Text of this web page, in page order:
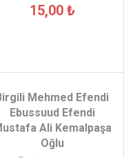
15,00 ₺
Mehmed Efendi
Ebussuud Efendi
Ali Kemalpaşa
Oğlu